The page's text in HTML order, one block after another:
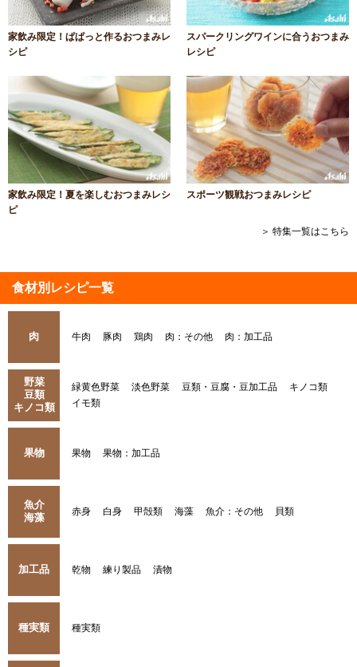
家飲み限定！ぱぱっと作るおつまみレ
シピ
スパークリングワインに合うおつまみ
レシピ
家飲み限定！夏を楽しむおつまみレシ
ピ
スポーツ観戦おつまみレシピ
＞ 特集一覧はこちら
食材別レシピ一覧
肉 牛肉 豚肉 鶏肉 肉：その他 肉：加工品
野菜
豆類
キノコ類
緑黄色野菜 淡色野菜 豆類・豆腐・豆加工品
キノコ類
イモ類
果物 果物 果物：加工品
魚介
海藻
赤身 白身 甲殻類 海藻 魚介：その他 貝類
加工品 乾物 練り製品 漬物
種実類 種実類